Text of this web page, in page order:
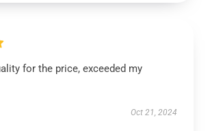
for the price, exceeded my
Oct 21, 2024